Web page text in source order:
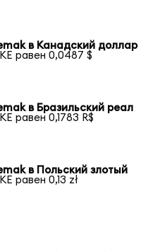
в Канадский доллар
равен 0,0487 $
в Бразильский реал
равен 0,1783 R$
в Польский злотый
равен 0,13 zł